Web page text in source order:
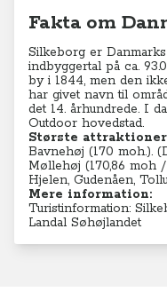
Fakta om
Silkeborg er
indbyggertal på ca.
by i 1844, men den
har givet navn til
det 14. århundrede. I
Outdoor hovedstad.
Største
Bavnehøj (170 moh.).
Møllehøj (170,86 moh
Hjelen, Gudenåen,
Mere information:
Turistinformation:
Landal Søhøjlandet